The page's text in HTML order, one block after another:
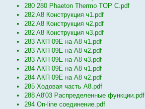
280 280 Phaeton Thermo TOP C.pdf
282 A8 Конструкция ч1.pdf
282 A8 Конструкция ч2.pdf
282 A8 Конструкция ч3.pdf
283 АКП 09Е на А8 ч1.pdf
283 АКП 09Е на А8 ч2.pdf
283 АКП 09Е на А8 ч3.pdf
284 АКП 09Е на А8 ч1.pdf
284 АКП 09Е на А8 ч2.pdf
285 Ходовая часть А8.pdf
288 A8'03 Распределенные функции.pdf
294 On-line соединение.pdf